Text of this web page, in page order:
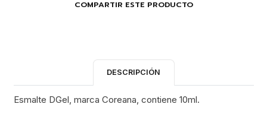
COMPARTIR ESTE PRODUCTO
DESCRIPCIÓN
Esmalte DGel, marca Coreana, contiene 10ml.